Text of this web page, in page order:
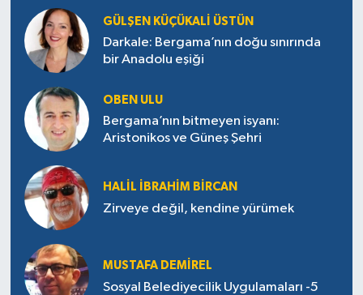
GÜLŞEN KÜÇÜKALI ÜSTÜN
Darkale: Bergama’nın doğu sınırında
bir Anadolu eşiği
OBEN ULU
Bergama’nın bitmeyen isyanı:
Aristonikos ve Güneş Şehri
HALIL İBRAHIM BIRCAN
Zirveye değil, kendine yürümek
MUSTAFA DEMIREL
Sosyal Belediyecilik Uygulamaları -5